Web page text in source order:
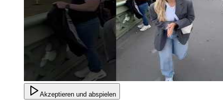
Akzeptieren und abspielen